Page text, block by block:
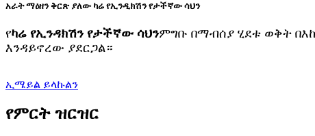
አራት ማዕዘን ቅርጽ ያለው ካሬ የኢንዲክሽን የታችኛው ሳህን
የካሬ የኢንዳክሽን የታችኛው ሳህንምግቡ በማብሰያ ሂደቱ ወቅት
እንዳይኖረው ያደርጋል።
ኢሜይል ይላኩልን
የምርት ዝርዝር